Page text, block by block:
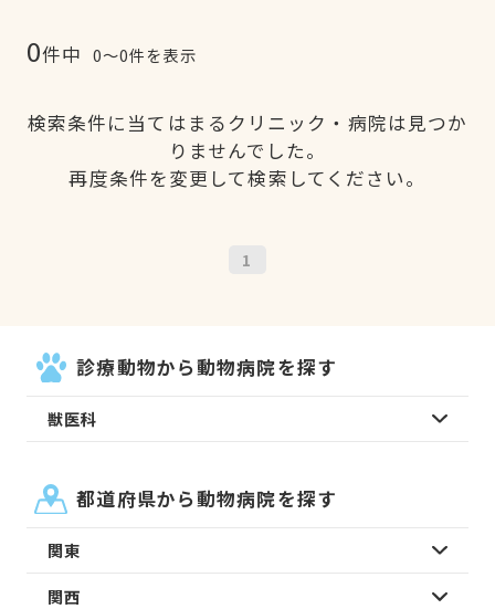
0件中 0〜0件を表示
検索条件に当てはまるクリニック・病院は見つか
りませんでした。
再度条件を変更して検索してください。
1
診療動物から動物病院を探す
獣医科
都道府県から動物病院を探す
関東
関西